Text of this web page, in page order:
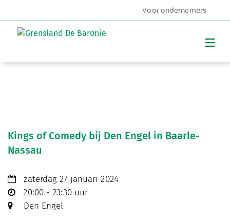
Voor ondernemers
Kings of Comedy bij Den Engel in Baarle-
Nassau
zaterdag 27 januari 2024
20:00 - 23:30 uur
Den Engel